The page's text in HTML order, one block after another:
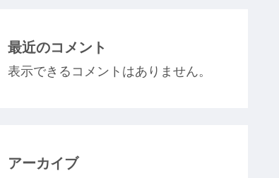
最近のコメント
表示できるコメントはありません。
アーカイブ